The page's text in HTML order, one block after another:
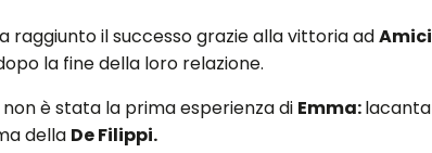
raggiunto il successo grazie alla vittoria ad
la fine della loro relazione.
non è stata la prima esperienza di Emma:
della De Filippi.